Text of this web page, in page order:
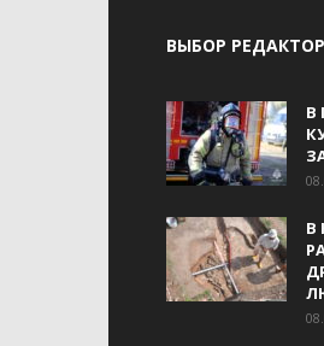
ВЫБОР
В
В